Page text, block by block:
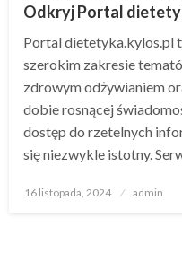
Odkryj Portal
Portal dietetyka.kylos.pl
szerokim zakresie
zdrowym odżywianiem
dobie rosnącej
dostęp do rzetelnych
się niezwykle istotny.
Opublikowane
16 listopada, 2024 admin